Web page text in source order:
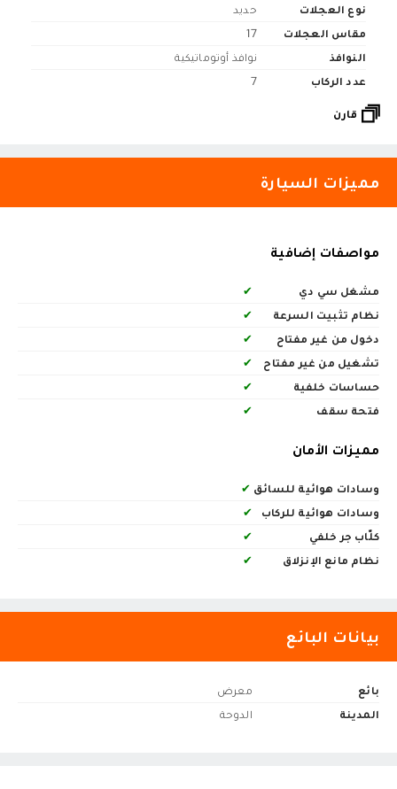
نوع العجلات
حديد
مقاس العجلات
17
النوافذ
نوافذ أوتوماتيكية
عدد الركاب
7
قارن
مميزات السيارة
مواصفات إضافية
مشغل سي دي
✔
نظام تثبيت السرعة
✔
دخول من غير مفتاح
✔
تشغيل من غير مفتاح
✔
حساسات خلفية
✔
فتحة سقف
✔
مميزات الأمان
وسادات هوائية للسائق ✔
وسادات هوائية للركاب
✔
كلّاب جر خلفي
✔
نظام مانع الإنزلاق
✔
بيانات البائع
بائع
معرض
المدينة
الدوحة